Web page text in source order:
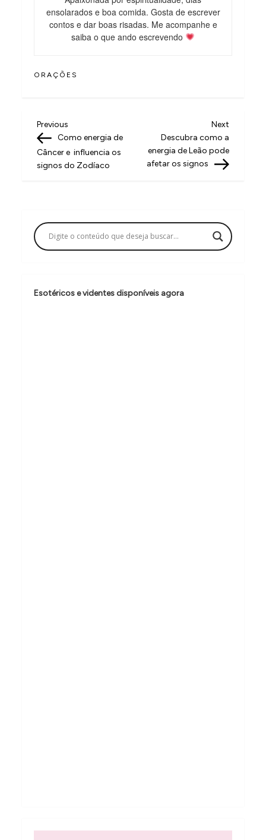
ensolarados e boa comida. Gosta de escrever
contos e dar boas risadas. Me acompanhe e
saiba o que ando escrevendo
ORAÇÕES
N
a
v
a
ç
o
d
Previous
Post
Previous
Como energia de
Câncer e influencia os
signos do Zodíaco
Next
Post
Next
Descubra como a
energia de Leão pode
afetar os signos
Esotéricos e videntes disponíveis agora